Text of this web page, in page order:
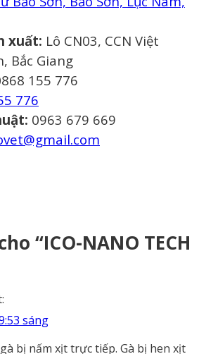
xuất: Lô CN03, CCN Việt
Bắc Giang
155 776
776
0963 679 669
“ICO-NANO TECH
sáng
bị nấm xịt trực tiếp. Gà bị hen xịt